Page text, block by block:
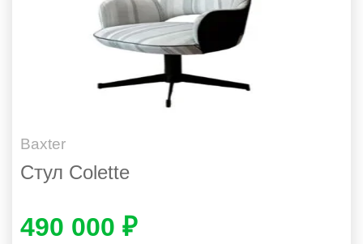
Baxter
Стул Colette
490 000 ₽